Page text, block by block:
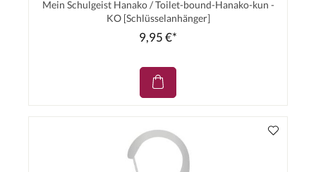
Mein Schulgeist Hanako / Toilet-bound-Hanako-kun -
KO [Schlüsselanhänger]
9,95 €*